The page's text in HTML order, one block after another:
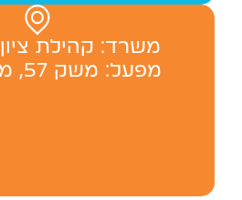
משרד: ‬קהילת ציון 5, עפולה
מפעל: משק 57, מושב יערה